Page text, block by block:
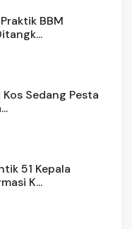
BBM
Sedang Pesta
51 Kepala
K...